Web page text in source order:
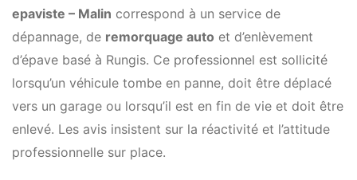
epaviste – Malin correspond à un service de
dépannage, de remorquage auto et d’enlèvement
d’épave basé à Rungis. Ce professionnel est sollicité
lorsqu’un véhicule tombe en panne, doit être déplacé
vers un garage ou lorsqu’il est en fin de vie et doit être
enlevé. Les avis insistent sur la réactivité et l’attitude
professionnelle sur place.